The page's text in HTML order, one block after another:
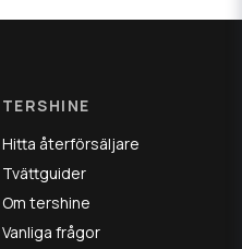
TERSHINE
Hitta återförsäljare
Tvättguider
Om tershine
Vanliga frågor